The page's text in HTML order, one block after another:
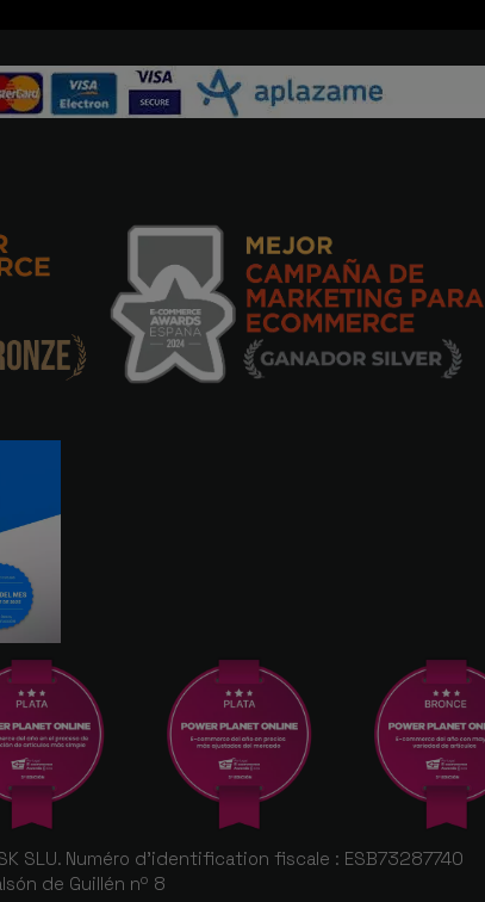
SLU. Numéro d'identification fiscale : ESB73287740
de Guillén nº 8